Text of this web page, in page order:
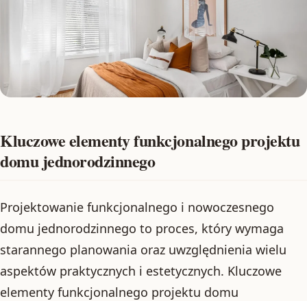
Kluczowe elementy funkcjonalnego projektu
domu jednorodzinnego
Projektowanie funkcjonalnego i nowoczesnego
domu jednorodzinnego to proces, który wymaga
starannego planowania oraz uwzględnienia wielu
aspektów praktycznych i estetycznych. Kluczowe
elementy funkcjonalnego projektu domu